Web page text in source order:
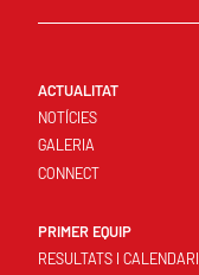
ACTUALITAT
NOTÍCIES
GALERIA
CONNECT
PRIMER EQUIP
RESULTATS I CALENDARI